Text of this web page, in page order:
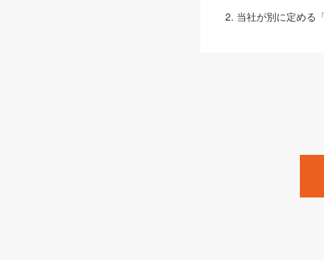
2. 当社が別に定める
は、本規約の規定が
1. 「本サービス」
みます）及びこれら
「SEBook」「